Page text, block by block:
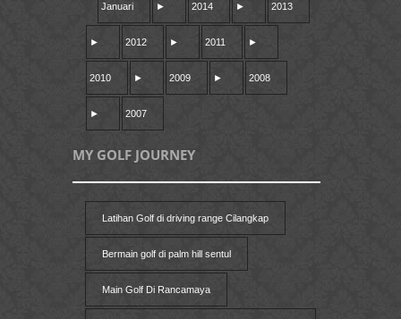
Januari ► 2014 ► 2013
► 2012 ► 2011 ►
2010 ► 2009 ► 2008
► 2007
MY GOLF JOURNEY
Latihan Golf di driving range Cilangkap
Bermain golf di palm hill sentul
Main Golf Di Rancamaya